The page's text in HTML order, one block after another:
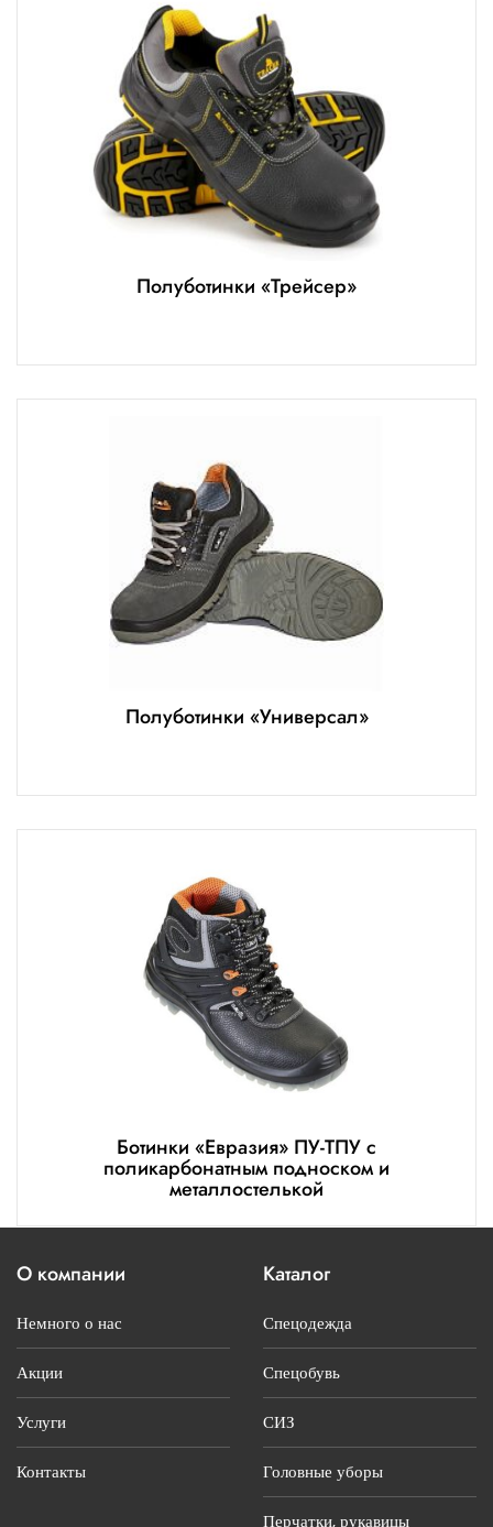
Полуботинки «Трейсер»
Полуботинки «Универсал»
Ботинки «Евразия» ПУ-ТПУ с
поликарбонатным подноском и
металлостелькой
О компании
Немного о нас
Акции
Услуги
Контакты
Каталог
Спецодежда
Спецобувь
СИЗ
Головные уборы
Перчатки, рукавицы